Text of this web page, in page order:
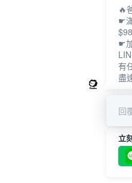
立
🔥
☛
☛
有
盡
回